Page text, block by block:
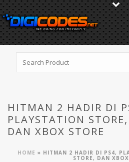
HITMAN 2 HADIR DI
PLAYSTATION
DAN XBOX STORE
HOME » HITMAN 2 HADIR DI PS4,
STORE, DAN